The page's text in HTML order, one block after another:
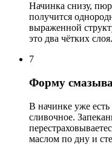
Начинка снизу,
получится
выраженной
это два чётких слоя.
7
Форму
В начинке уже
сливочное.
маслом по дну и